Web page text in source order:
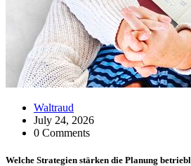
Waltraud
July 24, 2026
0 Comments
Welche Strategien stärken die Planung